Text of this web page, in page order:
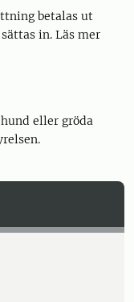
betalas ut
in. Läs mer
eller gröda